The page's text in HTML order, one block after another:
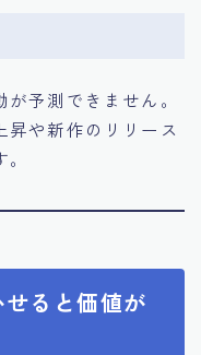
予測できません。
や新作のリリース
ると価値が